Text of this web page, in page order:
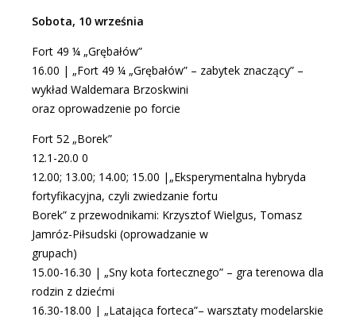
Sobota, 10 września
Fort 49 ¼ „Grębałów”
16.00 | „Fort 49 ¼ „Grębałów” – zabytek znaczący” –
wykład Waldemara Brzoskwini
oraz oprowadzenie po forcie
Fort 52 „Borek”
12.1-20.0 0
12.00; 13.00; 14.00; 15.00 |„Eksperymentalna hybryda
fortyfikacyjna, czyli zwiedzanie fortu
Borek” z przewodnikami: Krzysztof Wielgus, Tomasz
Jamróz-Piłsudski (oprowadzanie w
grupach)
15.00-16.30 | „Sny kota fortecznego” – gra terenowa dla
rodzin z dziećmi
16.30-18.00 | „Latająca forteca”– warsztaty modelarskie